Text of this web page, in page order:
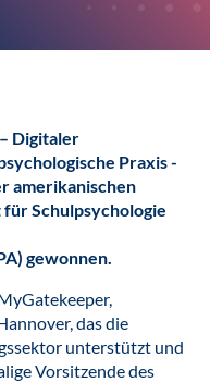
Digitaler
Praxis -
amerikanischen
Schulpsychologie
gewonnen.
das die
unterstützt und
Vorsitzende des